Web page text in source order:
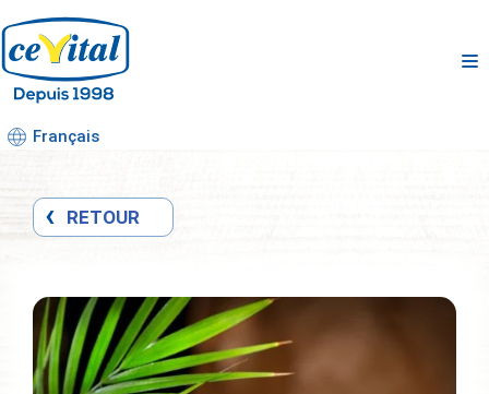
Aller
au
Français
RETOUR